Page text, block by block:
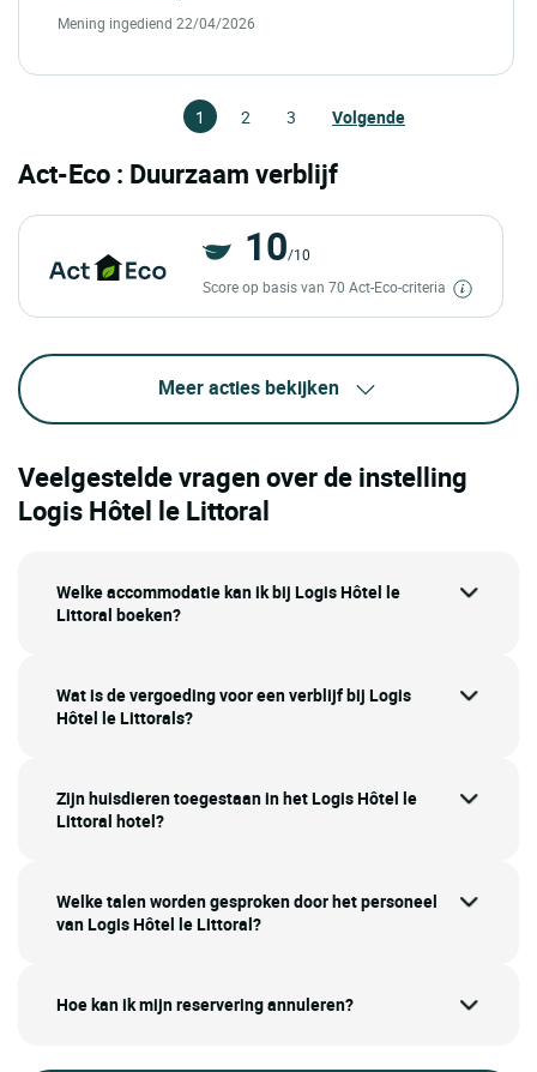
Mening ingediend 22/04/2026
1 2 3 Volgende
Act-Eco : Duurzaam verblijf
10/10
Score op basis van 70 Act-Eco-criteria
Meer acties bekijken
Veelgestelde vragen over de instelling
Logis Hôtel le Littoral
Welke accommodatie kan ik bij Logis Hôtel le
Littoral boeken?
Wat is de vergoeding voor een verblijf bij Logis
Hôtel le Littorals?
Zijn huisdieren toegestaan in het Logis Hôtel le
Littoral hotel?
Welke talen worden gesproken door het personeel
van Logis Hôtel le Littoral?
Hoe kan ik mijn reservering annuleren?